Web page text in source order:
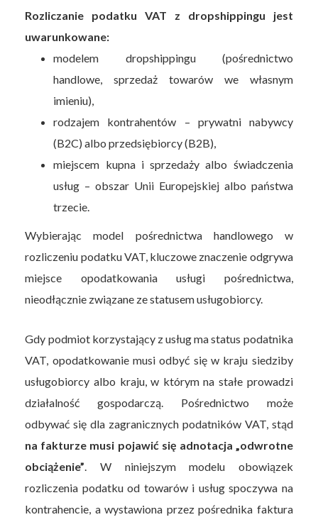
Rozliczanie podatku VAT z dropshippingu jest
uwarunkowane:
modelem dropshippingu (pośrednictwo
handlowe, sprzedaż towarów we własnym
imieniu),
rodzajem kontrahentów – prywatni nabywcy
(B2C) albo przedsiębiorcy (B2B),
miejscem kupna i sprzedaży albo świadczenia
usług – obszar Unii Europejskiej albo państwa
trzecie.
Wybierając model pośrednictwa handlowego w
rozliczeniu podatku VAT, kluczowe znaczenie odgrywa
miejsce opodatkowania usługi pośrednictwa,
nieodłącznie związane ze statusem usługobiorcy.
Gdy podmiot korzystający z usług ma status podatnika
VAT, opodatkowanie musi odbyć się w kraju siedziby
usługobiorcy albo kraju, w którym na stałe prowadzi
działalność gospodarczą. Pośrednictwo może
odbywać się dla zagranicznych podatników VAT, stąd
na fakturze musi pojawić się adnotacja „odwrotne
obciążenie” . W niniejszym modelu obowiązek
rozliczenia podatku od towarów i usług spoczywa na
kontrahencie, a wystawiona przez pośrednika faktura